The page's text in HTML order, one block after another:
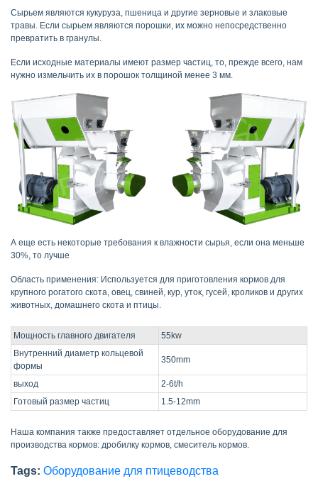
Сырьем являются кукуруза, пшеница и другие зерновые и злаковые
травы. Если сырьем являются порошки, их можно непосредственно
превратить в гранулы.
Если исходные материалы имеют размер частиц, то, прежде всего, нам
нужно измельчить их в порошок толщиной менее 3 мм.
А еще есть некоторые требования к влажности сырья, если она меньше
30%, то лучше
Область применения: Используется для приготовления кормов для
крупного рогатого скота, овец, свиней, кур, уток, гусей, кроликов и других
животных, домашнего скота и птицы.
Мощность главного двигателя
55kw
Внутренний диаметр кольцевой
формы
350mm
выход
2-6t/h
Готовый размер частиц
1.5-12mm
Наша компания также предоставляет отдельное оборудование для
производства кормов: дробилку кормов, смеситель кормов.
Tags: Оборудование для птицеводства